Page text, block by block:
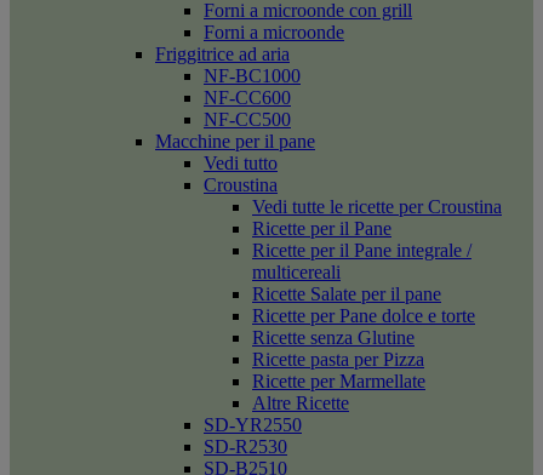
Forni a microonde con grill
Forni a microonde
Friggitrice ad aria
NF-BC1000
NF-CC600
NF-CC500
Macchine per il pane
Vedi tutto
Croustina
Vedi tutte le ricette per Croustina
Ricette per il Pane
Ricette per il Pane integrale /
multicereali
Ricette Salate per il pane
Ricette per Pane dolce e torte
Ricette senza Glutine
Ricette pasta per Pizza
Ricette per Marmellate
Altre Ricette
SD-YR2550
SD-R2530
SD-B2510